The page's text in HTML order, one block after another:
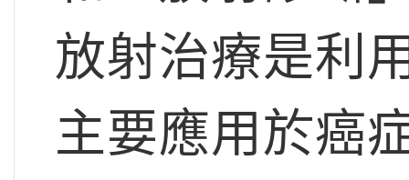
放射治療是利
主要應用於癌